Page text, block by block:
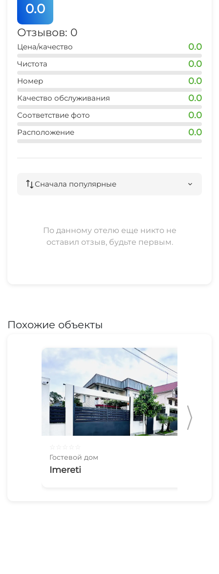
Аптека
СВЧ
0.0
Отзывов: 0
Цена/качество 0.0
Чистота 0.0
Номер 0.0
Качество обслуживания 0.0
Соответствие фото 0.0
Расположение 0.0
Сначала популярные
По данному отелю еще никто не
оставил отзыв, будьте первым.
Похожие объекты
Гостевой дом
Imereti